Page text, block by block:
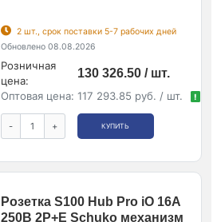
2 шт., срок поставки 5-7 рабочих дней
Обновлено 08.08.2026
Розничная
цена:
130 326.50 / шт.
Оптовая цена: 117 293.85 руб. / шт. !
- + КУПИТЬ
Розетка S100 Hub Pro iO 16А
250В 2Р+Е Schuko механизм